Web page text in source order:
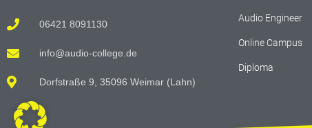
06421 8091130
info@audio-college.de
Dorfstraße 9, 35096 Weimar (Lahn)
Audio Engineer
Online Campus
Diploma